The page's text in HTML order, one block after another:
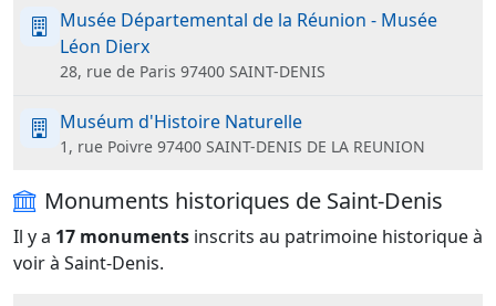
Musée Départemental de la Réunion - Musée
Léon Dierx
28, rue de Paris 97400 SAINT-DENIS
Muséum d'Histoire Naturelle
1, rue Poivre 97400 SAINT-DENIS DE LA REUNION
Monuments historiques de Saint-Denis
Il y a 17 monuments inscrits au patrimoine historique à
voir à Saint-Denis.